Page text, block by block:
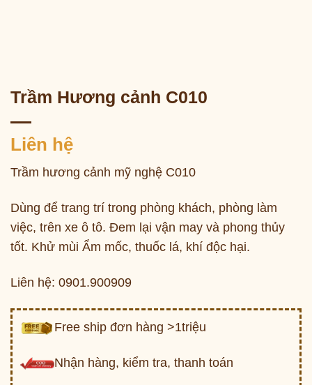
Trầm Hương cảnh C010
Liên hệ
Trầm hương cảnh mỹ nghệ C010
Dùng để trang trí trong phòng khách, phòng làm
việc, trên xe ô tô. Đem lại vận may và phong thủy
tốt. Khử mùi Ẩm mốc, thuốc lá, khí độc hại.
Liên hệ: 0901.900909
Free ship đơn hàng >1triệu
Nhận hàng, kiểm tra, thanh toán